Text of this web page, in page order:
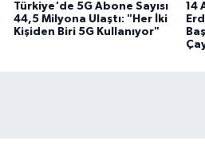
Türkiye'de 5G Abone Sayısı
44,5 Milyona Ulaştı: "Her İki
Kişiden Biri 5G Kullanıyor"
14